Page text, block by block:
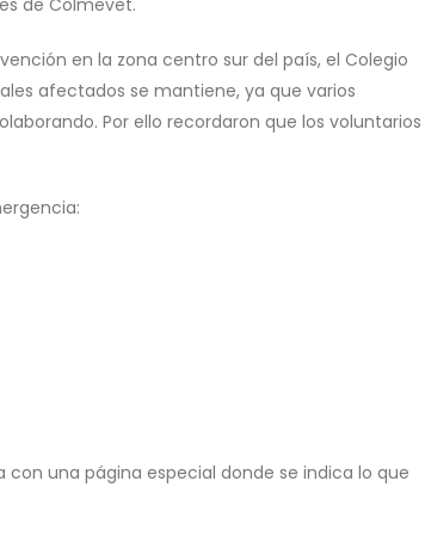
de Colmevet.
en la zona centro sur del país, el Colegio
afectados se mantiene, ya que varios
Por ello recordaron que los voluntarios
una página especial donde se indica lo que